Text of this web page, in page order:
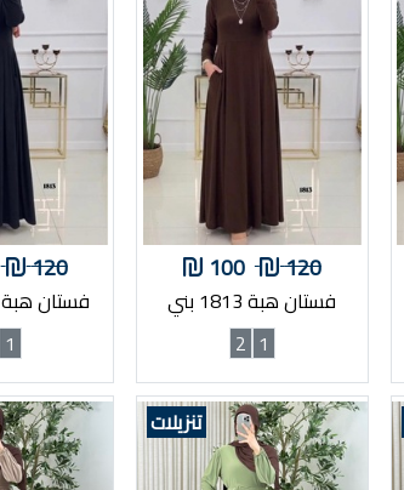
120
100
فستان هبة 1813 بني
1
2
120
فستان هبة 1813 اسود
1
تنزيلات